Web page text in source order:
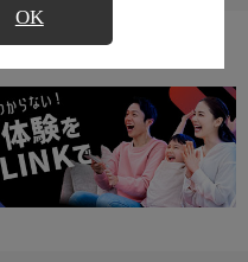
OK